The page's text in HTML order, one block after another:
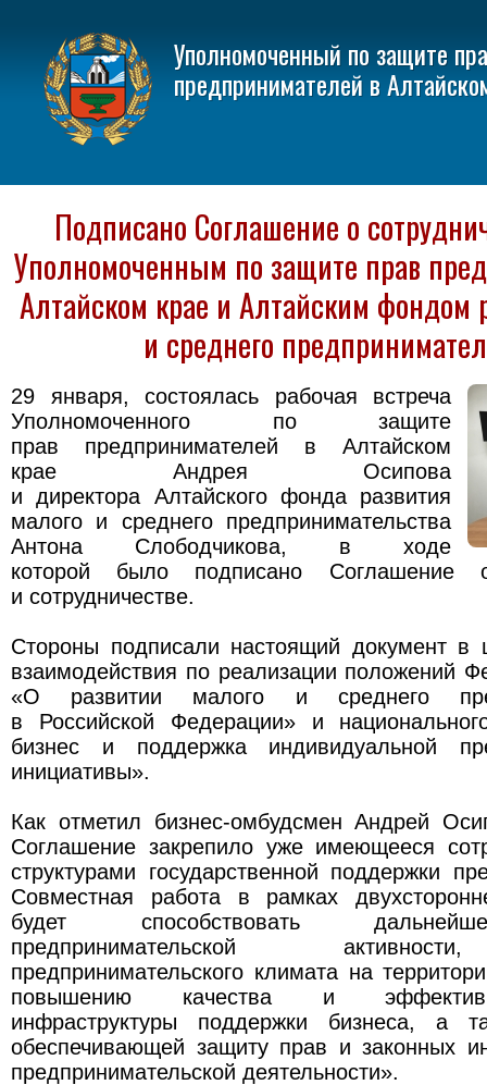
Уполномоченный по защите
предпринимателей в
Подписано Соглашение о
Уполномоченным по защите прав
Алтайском крае и Алтайским фондом
и среднего
29 января, состоялась рабочая встреча
Уполномоченного по защите
прав предпринимателей в Алтайском
крае Андрея Осипова
и директора Алтайского фонда развития
малого и среднего предпринимательства
Антона Слободчикова, в ходе
которой было подписано Соглашение
и сотрудничестве.
Стороны подписали настоящий документ в
взаимодействия по реализации положений
«О развитии малого и среднего
в Российской Федерации» и
бизнес и поддержка индивидуальной
инициативы».
Как отметил бизнес-омбудсмен Андрей
Соглашение закрепило уже имеющееся
структурами государственной поддержки
Совместная работа в рамках
будет способствовать
предпринимательской
предпринимательского климата на
повышению качества и
инфраструктуры поддержки бизнеса, а
обеспечивающей защиту прав и законных
предпринимательской деятельности».